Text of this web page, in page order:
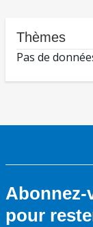
Thèmes
Pas de
Abonnez-
pour